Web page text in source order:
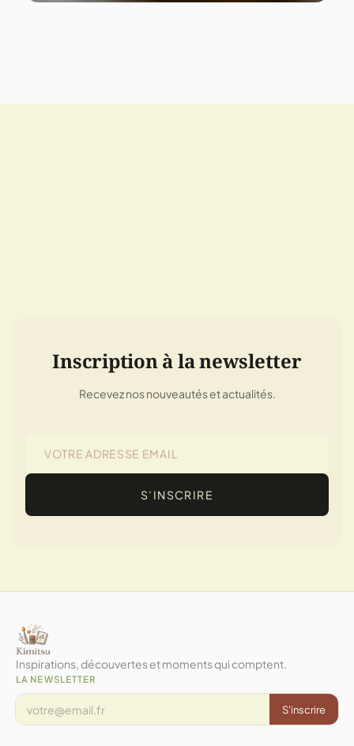
Inscription à la newsletter
Recevez nos nouveautés et actualités.
S’INSCRIRE
Inspirations, découvertes et moments qui comptent.
LA NEWSLETTER
S'inscrire